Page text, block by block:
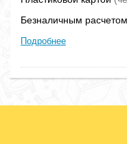
Безналичным расчетом
Подробнее